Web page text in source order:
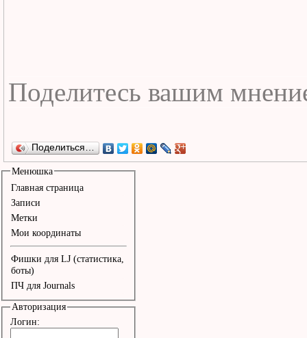
Поделиться…
Менюшка
Главная страница
Записи
Метки
Мои координаты
Фишки для LJ (статистика,
боты)
ПЧ для Journals
Авторизация
Логин: